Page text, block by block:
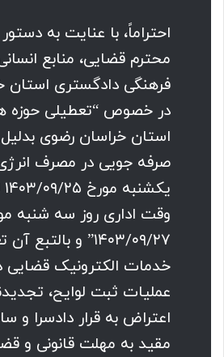
احتراماً، با عنایت به
محترم قضایى، منابع
فرهنگى دادگسترى استان
در خصوص “تعطیلى حوزه
استان خراسان رضوى
صرفه جویى در مصرف انرژى
وقت ادارى روز سه شنبه
۱۴۰۳/۰۹/۲۷” و
خدمات الکترونیک قضایى
عملیات ثبت لوایح،
اعتراض به قرار دادسرا و
مقید به مهلت قانونى و